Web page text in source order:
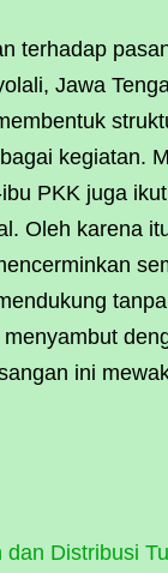
terhadap
Jawa
kegiatan.
PKK juga
Oleh karena
ini
Distribusi